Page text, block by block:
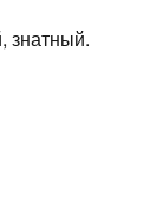
знатный.